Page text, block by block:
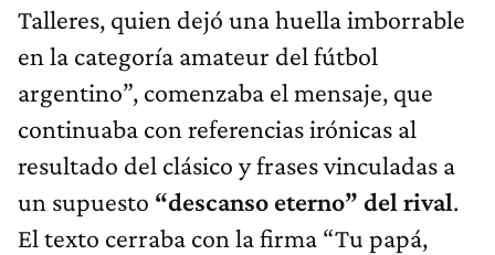
Talleres, quien dejó una huella imborrable
en la categoría amateur del fútbol
argentino”, comenzaba el mensaje, que
continuaba con referencias irónicas al
resultado del clásico y frases vinculadas a
un supuesto “descanso eterno” del rival.
El texto cerraba con la firma “Tu papá,